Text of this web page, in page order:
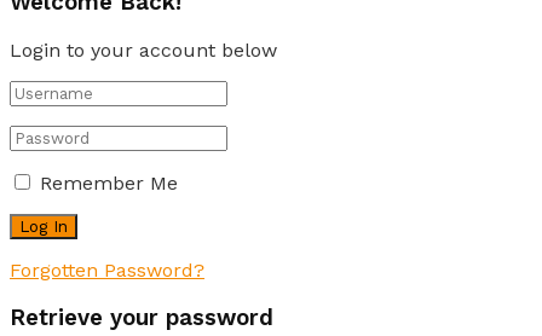
Login to your account below
Remember Me
Forgotten Password?
Retrieve your password